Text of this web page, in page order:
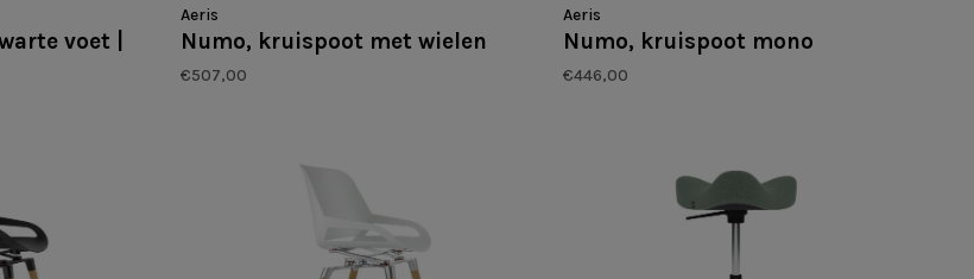
voet |
Aeris
Numo, kruispoot met wielen
€507,00
Aeris
Numo, kruispoot mono
€446,00